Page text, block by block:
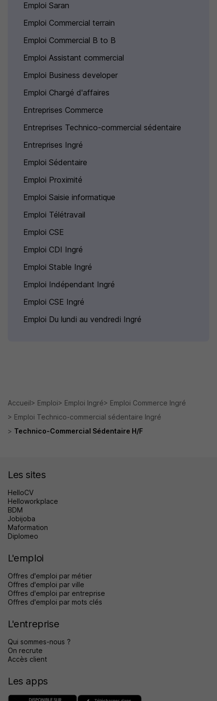
Emploi Saran
Emploi Commercial terrain
Emploi Commercial B to B
Emploi Assistant commercial
Emploi Business developer
Emploi Chargé d'affaires
Entreprises Commerce
Entreprises Technico-commercial sédentaire
Entreprises Ingré
Emploi Sédentaire
Emploi Proximité
Emploi Saisie informatique
Emploi Télétravail
Emploi CSE
Emploi CDI Ingré
Emploi Stable Ingré
Emploi Indépendant Ingré
Emploi CSE Ingré
Emploi Du lundi au vendredi Ingré
Accueil Emploi Emploi Ingré
Emploi Commerce Ingré
Emploi Technico-commercial sédentaire Ingré
Technico-Commercial Sédentaire H/F
Les sites
HelloCV
Helloworkplace
BDM
Jobijoba
Maformation
Diplomeo
L'emploi
Offres d'emploi par métier
Offres d'emploi par ville
Offres d'emploi par entreprise
Offres d'emploi par mots clés
L'entreprise
Qui sommes-nous ?
On recrute
Accès client
Les apps